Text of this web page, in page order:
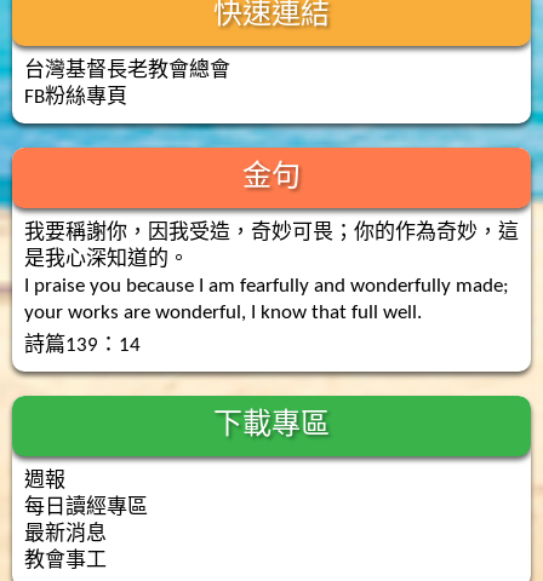
快速連結
台灣基督長老教會總會
FB粉絲專頁
金句
我要稱謝你，因我受造，奇妙可畏；你的作為奇妙，這
是我心深知道的。
I praise you because I am fearfully and wonderfully made;
your works are wonderful, I know that full well.
詩篇139：14
下載專區
週報
每日讀經專區
最新消息
教會事工